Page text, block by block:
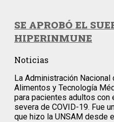
SE APROBÓ EL
HIPERINMUNE
Noticias
La Administración
Alimentos y Tecnología
para pacientes adultos con
severa de COVID-19. Fue
que hizo la UNSAM desde